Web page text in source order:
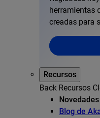
herramientas
creadas para
Recursos
Back Recursos
Novedades
Blog de